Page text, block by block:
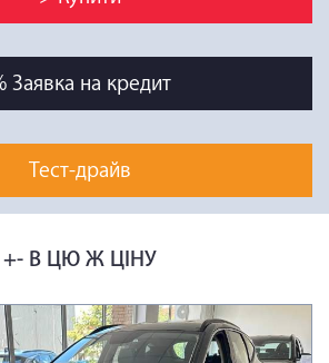
Заявка на кредит
Тест-драйв
+- В ЦЮ Ж ЦІНУ